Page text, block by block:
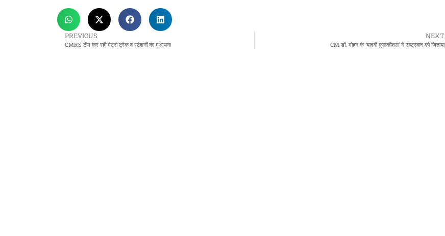
PREVIOUS
CMRS टीम कर रही मेट्रो ट्रेक व स्टेशनों का मुआयना
NEXT
CM डॉ. मोहन के ‘यादवी कुलकौशल’ ने राष्ट्रवाद को जिताया